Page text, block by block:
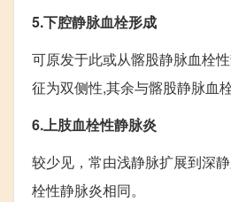
5.下腔静脉血栓形成
可原发于此或从髂股静脉血栓
征为双侧性,其余与髂股静脉血
6.上肢血栓性静脉炎
较少见，常由浅静脉扩展到深
栓性静脉炎相同。